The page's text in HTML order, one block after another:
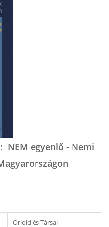
NEM egyenlő - Nemi
Oriold és Társai